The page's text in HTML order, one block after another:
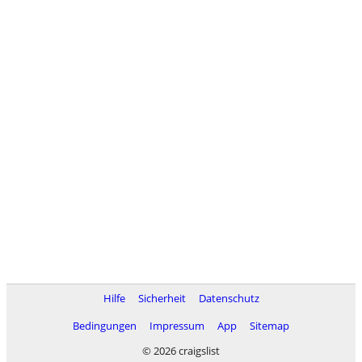
Hilfe Sicherheit
Datenschutz
Bedingungen
Impressum App
Sitemap
© 2026 craigslist